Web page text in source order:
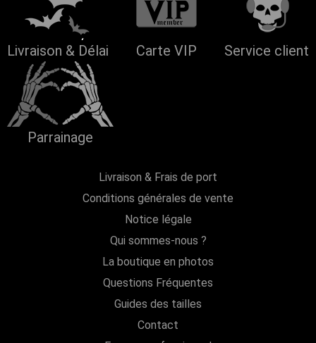
Livraison & Délai Carte VIP Service client
Parrainage
Livraison & Frais de port
Conditions générales de vente
Notice légale
Qui sommes-nous ?
La boutique en photos
Questions Fréquentes
Guides des tailles
Contact